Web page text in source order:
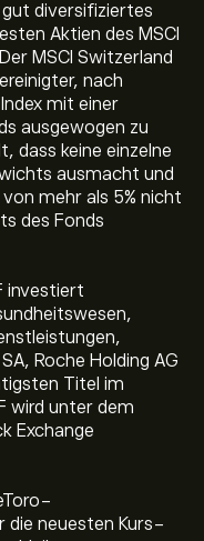
gut diversifiziertes
Aktien des MSCI
MSCI Switzerland
nach
mit einer
ausgewogen zu
dass keine einzelne
ausmacht und
mehr als 5% nicht
des Fonds
investiert
Roche Holding AG
Titel im
wird unter dem
Exchange
die neuesten Kurs-
64.43‎$‎ USD
ETF liegt bei